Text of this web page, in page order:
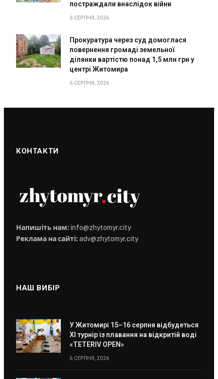
постраждали внаслідок війни
6 СЕРПНЯ, 2026
Прокуратура через суд домоглася
повернення громаді земельної
ділянки вартістю понад 1,5 млн грн у
центрі Житомира
6 СЕРПНЯ, 2026
КОНТАКТИ
Напишіть нам: info@zhytomyr.city
Реклама на сайті: adv@zhytomyr.city
НАШ ВИБІР
У Житомирі 15–16 серпня відбудеться
XI турнір із плавання на відкритій воді
«TETERIV OPEN»
6 СЕРПНЯ, 2026